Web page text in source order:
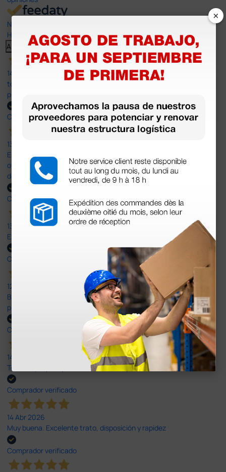
Nuestras reseñas de 4 y 5 estrellas.
Haga clic aquí para leerlos todos >
Anterior Siguiente
14 Jul 2026
todo correcto. podria señalar que un poco caro los portes y el
plazo de entrega se alarga.
Comprador verificado
13 Jul 2026
Es fácil hacer el pedido. El producto, bastante mas barato que en
otras plataformas de material médico. Pero el envío cuesta más
del doble que en cualquier otra empresa dentro de España.
Comprador verificado
13 Jul 2026
Excelente
Comprador verificado
12 Jun 2026
Bien, rápida y sin problemas. No me gusta que se oferten
productos sin incluir el IVA que luego nos van a cobrar.
Comprador verificado
14 Abr 2026
Todo muy rápido y fácil,volveré a comprar.
Comprador verificado
14 Abr 2026
Muy buena. Excelente trato, disposición y rapidez
Comprador verificado
×